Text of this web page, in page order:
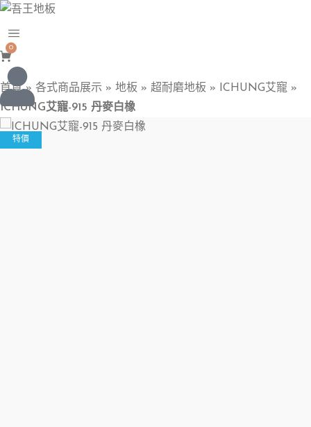
0
首頁» 各式商品展示 » 地板 » 超耐磨地板 » ICHUNG艾寵 »
ICHUNG艾寵-915 丹麥白橡
特價